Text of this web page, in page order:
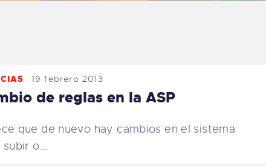
CARRITO
19 febrero 2013
de reglas en la ASP
que de nuevo hay cambios en el sistema
subir o…